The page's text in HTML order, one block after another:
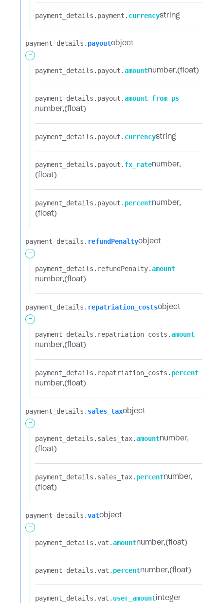
payment_details.​ payment.​ currencystring
payment_details.​ payoutobject
-
payment_details.​ payout.​amountnumber (float)
payment_details.​ payout.​amount_from_ps
number (float)
payment_details.​ payout.​ currencystring
payment_details.​ payout.​ fx_ratenumber
(float)
payment_details.​ payout.​ percentnumber
(float)
payment_details.​ refundPenaltyobject
-
payment_details.​ refundPenalty.​amount
number (float)
payment_details.​ repatriation_costsobject
-
payment_details.​ repatriation_costs.​amount
number (float)
payment_details.​ repatriation_costs.​ percent
number (float)
payment_details.​ sales_taxobject
-
payment_details.​ sales_tax.​amountnumber
(float)
payment_details.​ sales_tax.​ percentnumber
(float)
payment_details.​vatobject
-
payment_details.​vat.​amountnumber (float)
payment_details.​vat.​ percentnumber (float)
payment_details.​vat.​ user_amount integer